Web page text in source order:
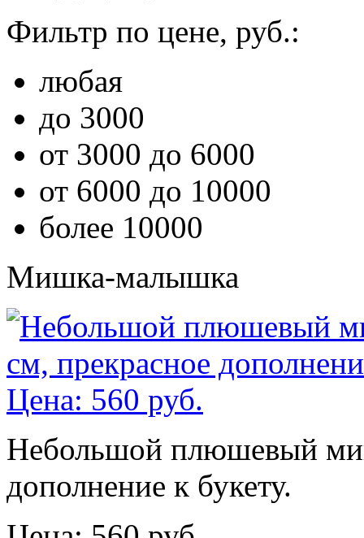
Фильтр по цене, руб.:
любая
до 3000
от 3000 до 6000
от 6000 до 10000
более 10000
Мишка-малышка
Небольшой плюшевый
дополнение к букету.